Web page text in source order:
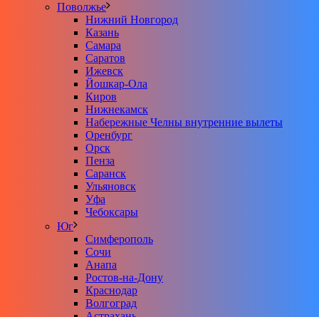
Поволжье
Нижний Новгород
Казань
Самара
Саратов
Ижевск
Йошкар-Ола
Киров
Нижнекамск
Набережные Челны внутренние вылеты
Оренбург
Орск
Пенза
Саранск
Ульяновск
Уфа
Чебоксары
Юг
Симферополь
Сочи
Анапа
Ростов-на-Дону
Краснодар
Волгоград